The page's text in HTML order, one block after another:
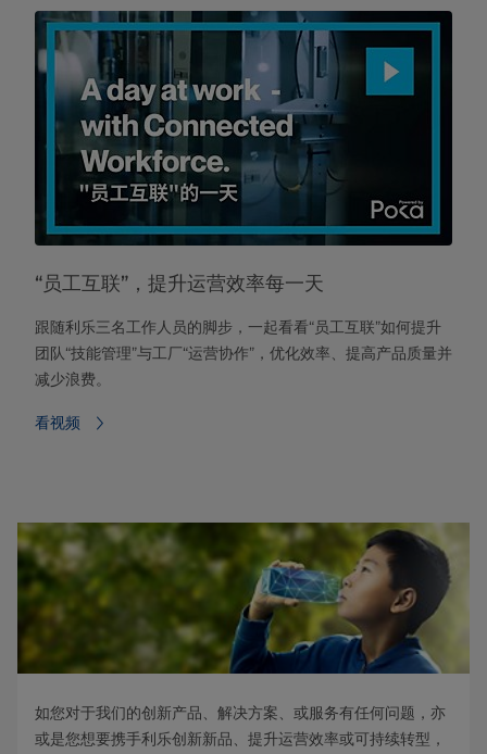
“员工互联”，提升运营效率每一天
跟随利乐三名工作人员的脚步，一起看看“员工互联”如何提升
团队“技能管理”与工厂“运营协作”，优化效率、提高产品质量并
减少浪费。
看视频
如您对于我们的创新产品、解决方案、或服务有任何问题，亦
或是您想要携手利乐创新新品、提升运营效率或可持续转型，